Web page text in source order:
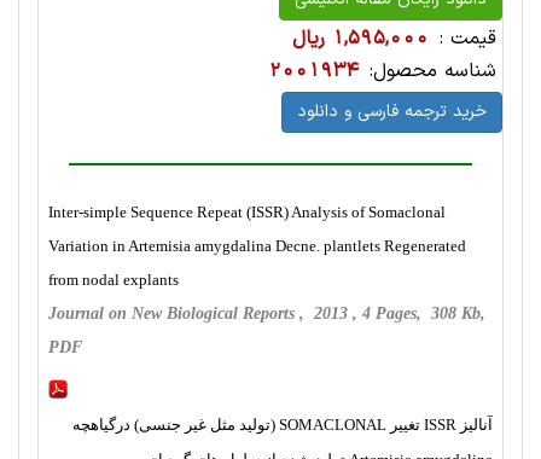
قیمت : 1,595,000 ریال
شناسه محصول: 2001934
خرید ترجمه فارسی و دانلود
Inter-simple Sequence Repeat (ISSR) Analysis of Somaclonal
Variation in Artemisia amygdalina Decne. plantlets Regenerated
from nodal explants
Journal on New Biological Reports , 2013 , 4 Pages, 308 Kb,
PDF
آنالیز ISSR تغییر SOMACLONAL (تولید مثل غیر جنسی) درگیاهچه